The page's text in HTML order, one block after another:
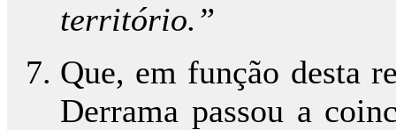
território.”
Que, em função desta
Derrama passou a